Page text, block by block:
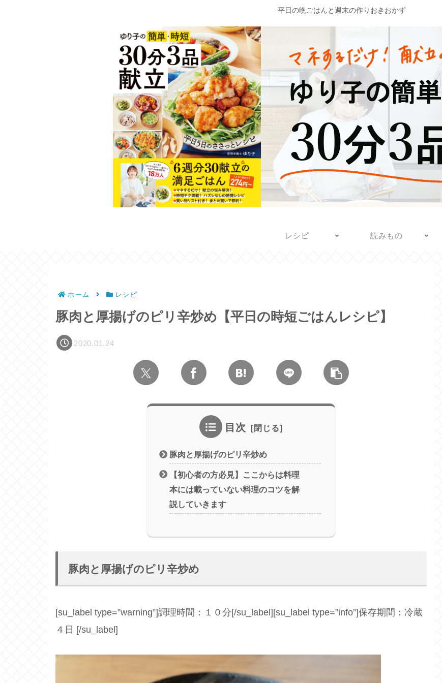
平日の晩ごはんと週末の作りおきおかず
レシピ 読みもの
ホーム レシピ
豚肉と厚揚げのピリ辛炒め【平日の時短ごはんレシピ】
2020.01.24
目次
豚肉と厚揚げのピリ辛炒め
【初心者の方必見】ここからは料理
本には載っていない料理のコツを解
説していきます
豚肉と厚揚げのピリ辛炒め
[su_label type=”warning”]調理時間：１０分[/su_label][su_label type=”info”]保存期間：冷蔵
４日 [/su_label]